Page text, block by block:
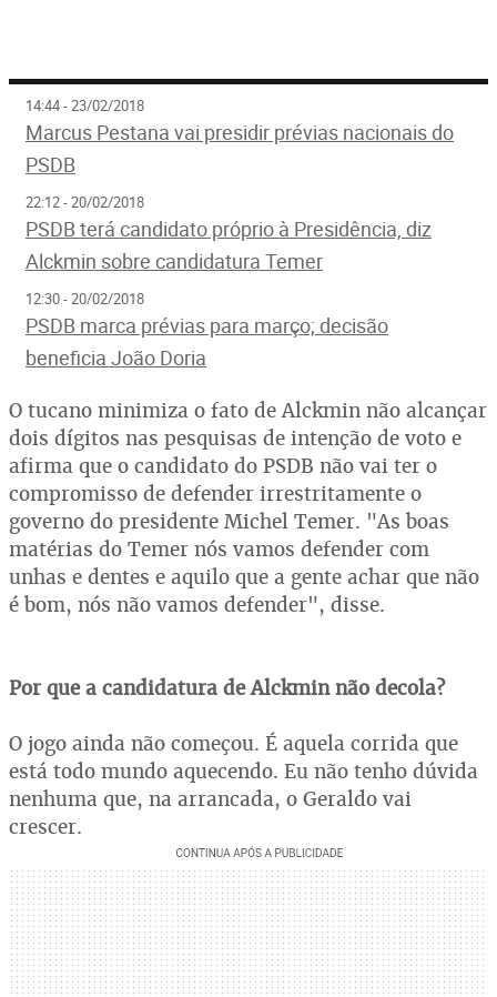
14:44 - 23/02/2018
Marcus Pestana vai presidir prévias nacionais do
PSDB
22:12 - 20/02/2018
PSDB terá candidato próprio à Presidência, diz
Alckmin sobre candidatura Temer
12:30 - 20/02/2018
PSDB marca prévias para março; decisão
beneficia João Doria
O tucano minimiza o fato de Alckmin não alcançar
dois dígitos nas pesquisas de intenção de voto e
afirma que o candidato do PSDB não vai ter o
compromisso de defender irrestritamente o
governo do presidente Michel Temer. "As boas
matérias do Temer nós vamos defender com
unhas e dentes e aquilo que a gente achar que não
é bom, nós não vamos defender", disse.
Por que a candidatura de Alckmin não decola?
O jogo ainda não começou. É aquela corrida que
está todo mundo aquecendo. Eu não tenho dúvida
nenhuma que, na arrancada, o Geraldo vai
crescer.